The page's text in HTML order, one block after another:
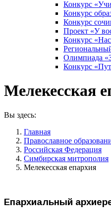
Конкурс
Конкурс
Конкурс
Проект «У
Конкурс
Олимпиада
Конкурс
Мелекесская
Вы здесь:
Главная
Православное
Российская Федерация
Симбирская митрополия
Мелекесская епархия
Епархиальный